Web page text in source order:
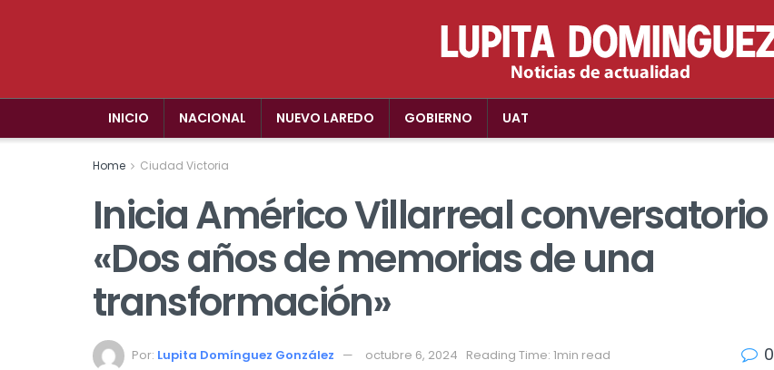
INICIO NACIONAL NUEVO LAREDO GOBIERNO UAT
Home Ciudad Victoria
Inicia Américo Villarreal conversatorio
«Dos años de memorias de una
transformación»
Por: Lupita Domínguez González octubre 6, 2024 Reading Time: 1min read 0